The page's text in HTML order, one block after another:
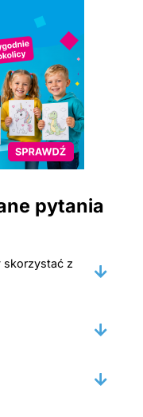
pytania
skorzystać z